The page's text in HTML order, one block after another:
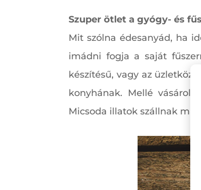
Szuper ötlet a gyógy- és
Mit szólna édesanyád, ha
imádni fogja a saját
készítésű, vagy az
konyhának. Mellé
Micsoda illatok szállnak